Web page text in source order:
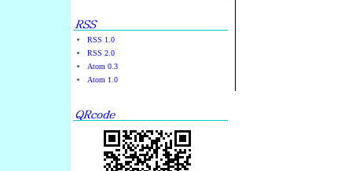
RSS 1.0
RSS 2.0
Atom 0.3
Atom 1.0